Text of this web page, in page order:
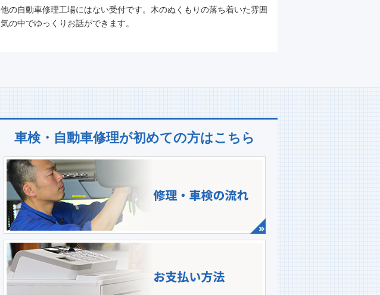
他の自動車修理工場にはない受付です。木のぬくもりの落ち着いた雰囲
気の中でゆっくりお話ができます。
車検・自動車修理が初めての方はこちら